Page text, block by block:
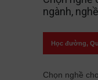
ngành, nghề
Học đường,
Chọn nghề